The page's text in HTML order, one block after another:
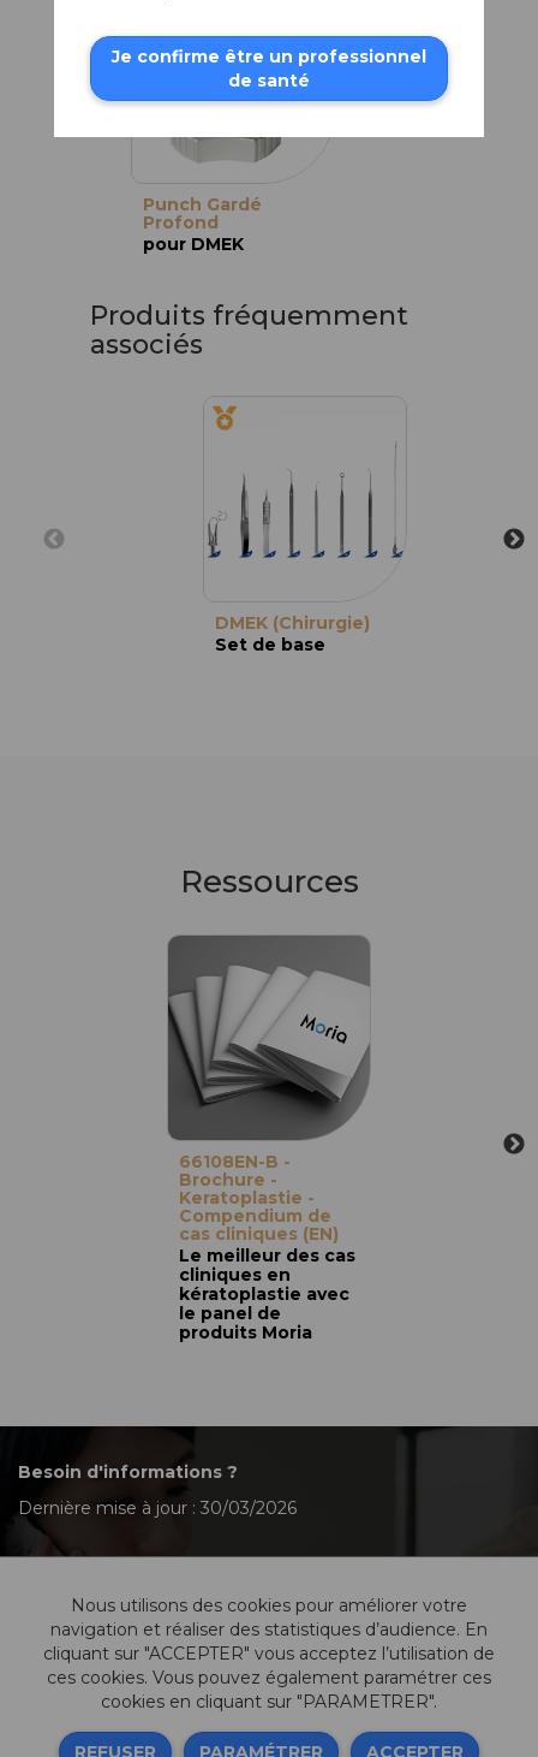
Punch Gardé
Profond
pour DMEK
Produits fréquemment
associés
DMEK (Chirurgie)
Set de base
Ressources
66108EN-B -
Brochure -
Keratoplastie -
Compendium de
cas cliniques (EN)
Le meilleur des cas
cliniques en
kératoplastie avec
le panel de
produits Moria
Besoin d'informations ?
Dernière mise à jour : 30/03/2026
Contactez-nous
Informations légales
Nous utilisons des cookies pour améliorer votre
navigation et réaliser des statistiques d’audience. En
cliquant sur "ACCEPTER" vous acceptez l’utilisation de
ces cookies. Vous pouvez également paramétrer ces
cookies en cliquant sur "PARAMETRER".
REFUSER PARAMÉTRER ACCEPTER
Je confirme être un professionnel
de santé